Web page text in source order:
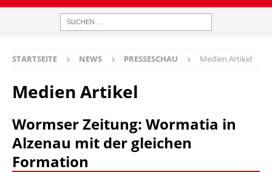
STARTSEITE NEWS PRESSESCHAU Medien Artikel
Medien Artikel
Wormser Zeitung: Wormatia in
Alzenau mit der gleichen
Formation